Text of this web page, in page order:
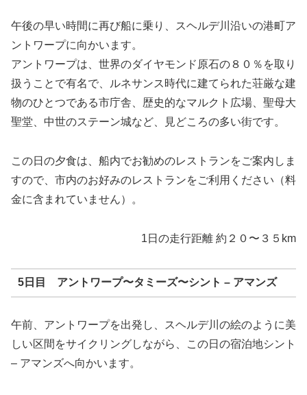
午後の早い時間に再び船に乗り、スヘルデ川沿いの港町ア
ントワープに向かいます。
アントワープは、世界のダイヤモンド原石の８０％を取り
扱うことで有名で、ルネサンス時代に建てられた荘厳な建
物のひとつである市庁舎、歴史的なマルクト広場 、聖母大
聖堂 、中世のステーン城など、見どころの多い街です。
この日の夕食は、船内でお勧めのレストランをご案内しま
すので、市内のお好みのレストランをご利用ください（料
金に含まれていません）。
1日の走行距離 約２０〜３５km
5日目 アントワープ〜タミーズ〜シント – アマンズ
午前、アントワープを出発し、スヘルデ川の絵のように美
しい区間をサイクリングしながら、この日の宿泊地シント
– アマンズへ向かいます。